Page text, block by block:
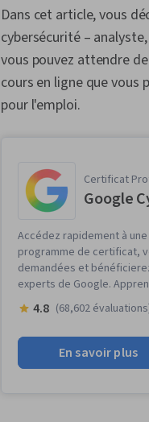
Dans cet article, vous
cybersécurité –
vous pouvez attendre
cours en ligne que vous
pour l'emploi.
Certificat
Google
Accédez rapidement à
programme de certificat,
demandées et
experts de Google.
4.8 (68,602
En savoir plus